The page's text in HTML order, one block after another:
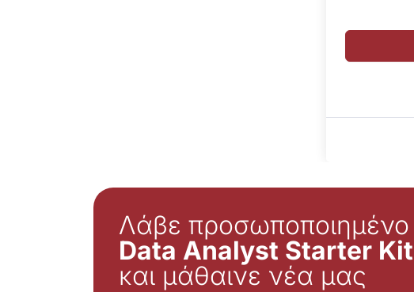
Λάβε προσωποποιημένο
Data Analyst Starter Kit
και μάθαινε νέα μας